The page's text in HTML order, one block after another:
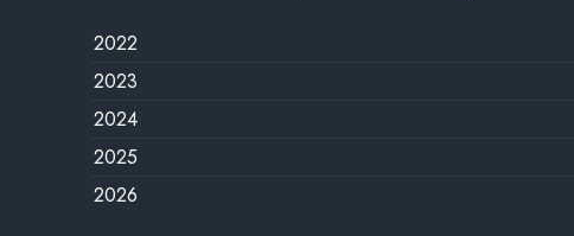
2022
2023
2024
2025
2026